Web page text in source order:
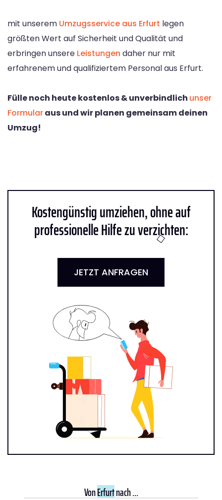
mit unserem Umzugsservice aus Erfurt legen
größten Wert auf Sicherheit und Qualität und
erbringen unsere Leistungen daher nur mit
erfahrenem und qualifiziertem Personal aus Erfurt.
Fülle noch heute kostenlos & unverbindlich unser
Formularaus und wir planen gemeinsam deinen
Umzug!
Kostengünstig umziehen, ohne auf
professionelle Hilfe zu verzichten:
JETZT ANFRAGEN
VonErfurtnach ...